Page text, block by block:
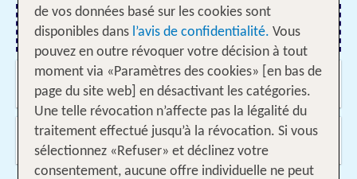
Ajouter un vol
Quand et pour combien de temps?
09.08.2026 - 02.06.2027, Date indifférente
Voyageurs?
2 Adultes
de vos données basé sur les cookies sont
disponibles dans l’avis de confidentialité. Vous
pouvez en outre révoquer votre décision à tout
moment via «Paramètres des cookies» [en bas de
page du site web] en désactivant les catégories.
Une telle révocation n’affecte pas la légalité du
traitement effectué jusqu’à la révocation. Si vous
sélectionnez «Refuser» et déclinez votre
consentement, aucune offre individuelle ne peut